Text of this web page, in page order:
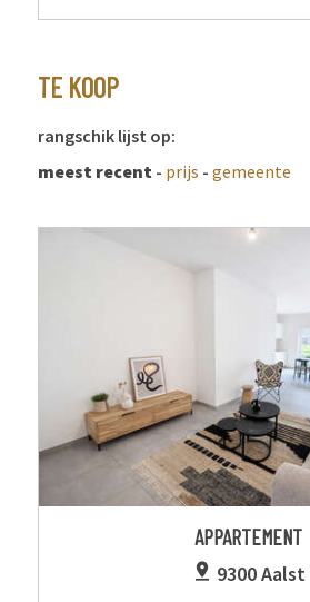
TE KOOP
rangschik lijst op:
meest recent- prijs - gemeente
APPARTEMENT
9300 Aalst